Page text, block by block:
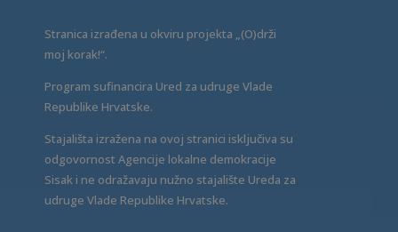
Stranica izrađena u okviru projekta „(O)drži
moj korak!“.
Program sufinancira Ured za udruge Vlade
Republike Hrvatske.
Stajališta izražena na ovoj stranici isključiva su
odgovornost Agencije lokalne demokracije
Sisak i ne odražavaju nužno stajalište Ureda za
udruge Vlade Republike Hrvatske.